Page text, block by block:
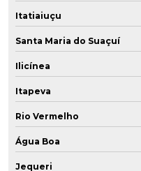
Itatiaiuçu
Santa Maria do Suaçuí
Ilicínea
Itapeva
Rio Vermelho
Água Boa
Jequeri